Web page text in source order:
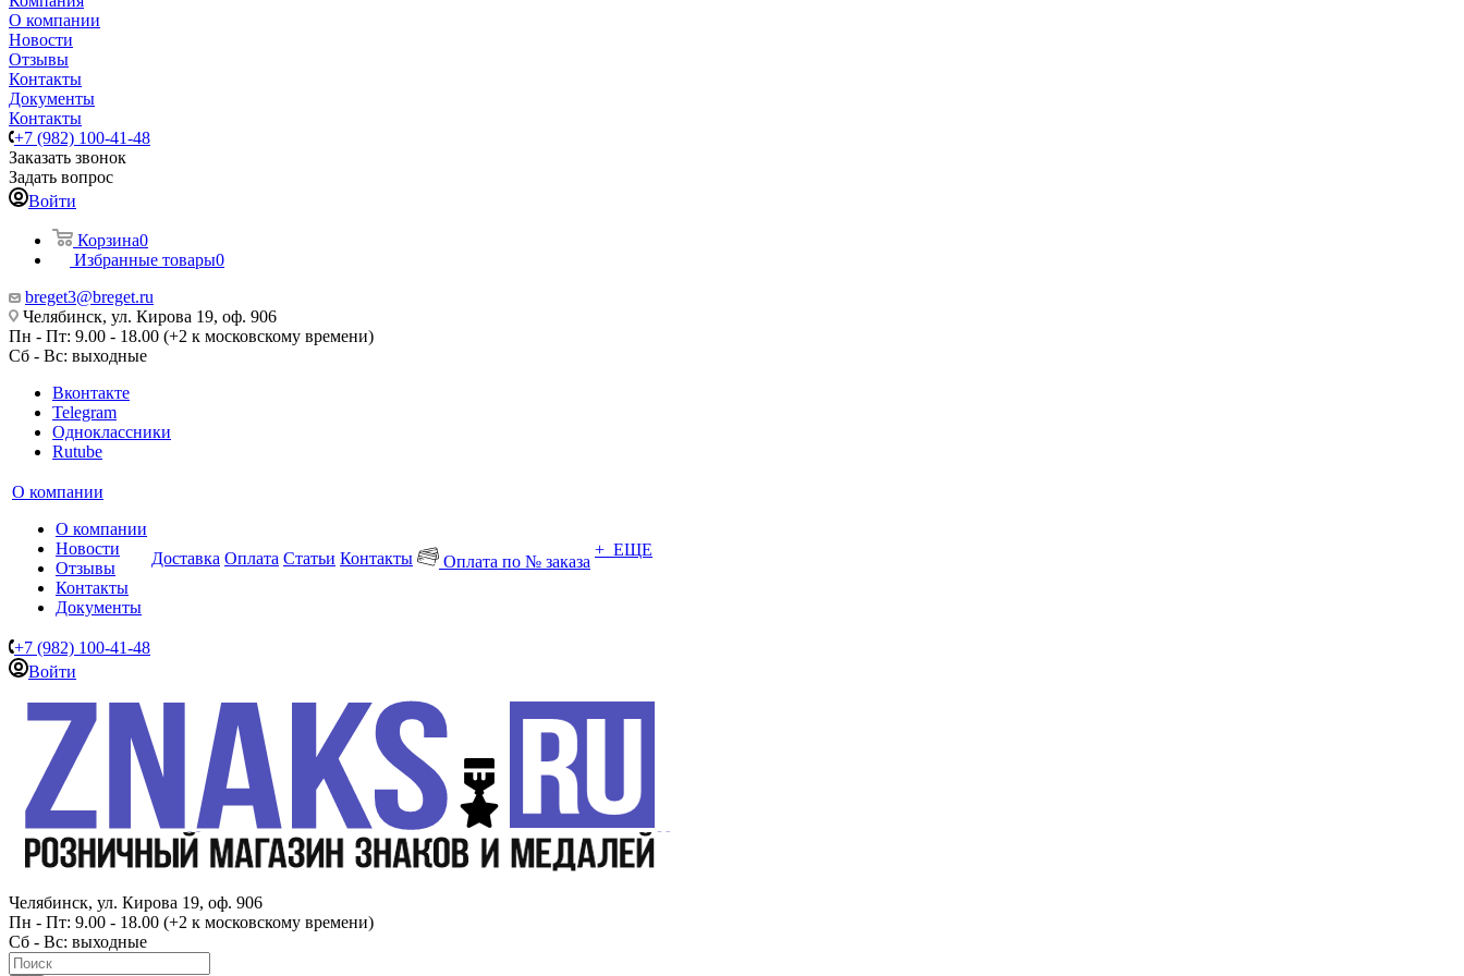
О компании
Новости
Отзывы
Контакты
Документы
Контакты
+7 (982) 100-41-48
Заказать звонок
Задать вопрос
Войти
Корзина0
Избранные товары0
breget3@breget.ru
Челябинск, ул. Кирова 19, оф. 906
Пн - Пт: 9.00 - 18.00 (+2 к московскому времени)
Сб - Вс: выходные
Вконтакте
Telegram
Одноклассники
Rutube
О компании
О компании
Новости
Отзывы
Контакты
Документы
Доставка Оплата Статьи Контакты Оплата по № заказа
+ ЕЩЕ
+7 (982) 100-41-48
Войти
Челябинск, ул. Кирова 19, оф. 906
Пн - Пт: 9.00 - 18.00 (+2 к московскому времени)
Сб - Вс: выходные